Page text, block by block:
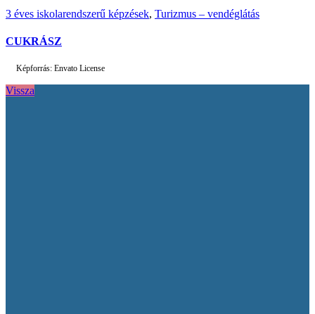
3 éves iskolarendszerű képzések, Turizmus – vendéglátás
CUKRÁSZ
Képforrás: Envato License
Vissza